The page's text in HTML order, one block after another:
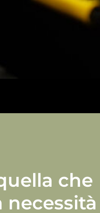
che
necessità